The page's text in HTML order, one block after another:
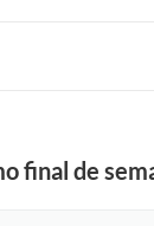
final de